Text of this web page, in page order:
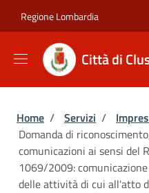
Regione Lombardia
Città di
Briciole di
Home / Servizi /
Domanda di
comunicazioni ai sensi del
1069/2009:
delle attività di cui all'atto